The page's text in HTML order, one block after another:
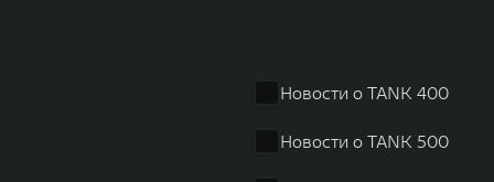
Новости о TANK 400
Новости о TANK 500